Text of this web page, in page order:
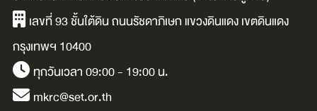
เลขที่ 93 ชั้นใต้ดิน ถนนรัชดาภิเษก แขวงดินแดง เขตดินแดง
กรุงเทพฯ 10400
ทุกวันเวลา 09:00 - 19:00 น.
mkrc@set.or.th